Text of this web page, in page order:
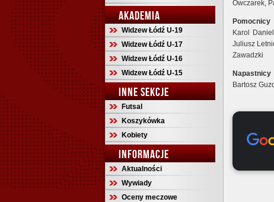
AKADEMIA
Widzew Łódź U-19
Widzew Łódź U-17
Widzew Łódź U-16
Widzew Łódź U-15
INNE SEKCJE
Futsal
Koszykówka
Kobiety
INFORMACJE
Aktualności
Wywiady
Oceny meczowe
Owczarek,
Pomocnicy
Karol
Juliusz
Zawadzki
Napastnicy
Bartosz